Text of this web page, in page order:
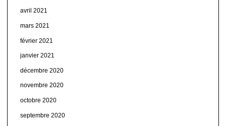
avril 2021
mars 2021
février 2021
janvier 2021
décembre 2020
novembre 2020
octobre 2020
septembre 2020